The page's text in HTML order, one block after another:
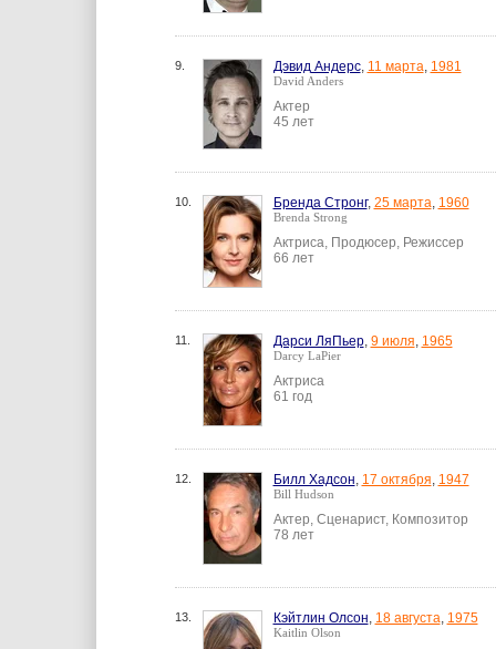
9. Дэвид Андерс, 11 марта, 1981
David Anders
Актер
45 лет
10. Бренда Стронг, 25 марта, 1960
Brenda Strong
Актриса, Продюсер, Режиссер
66 лет
11. Дарси ЛяПьер, 9 июля, 1965
Darcy LaPier
Актриса
61 год
12. Билл Хадсон, 17 октября, 1947
Bill Hudson
Актер, Сценарист, Композитор
78 лет
13. Кэйтлин Олсон, 18 августа, 1975
Kaitlin Olson